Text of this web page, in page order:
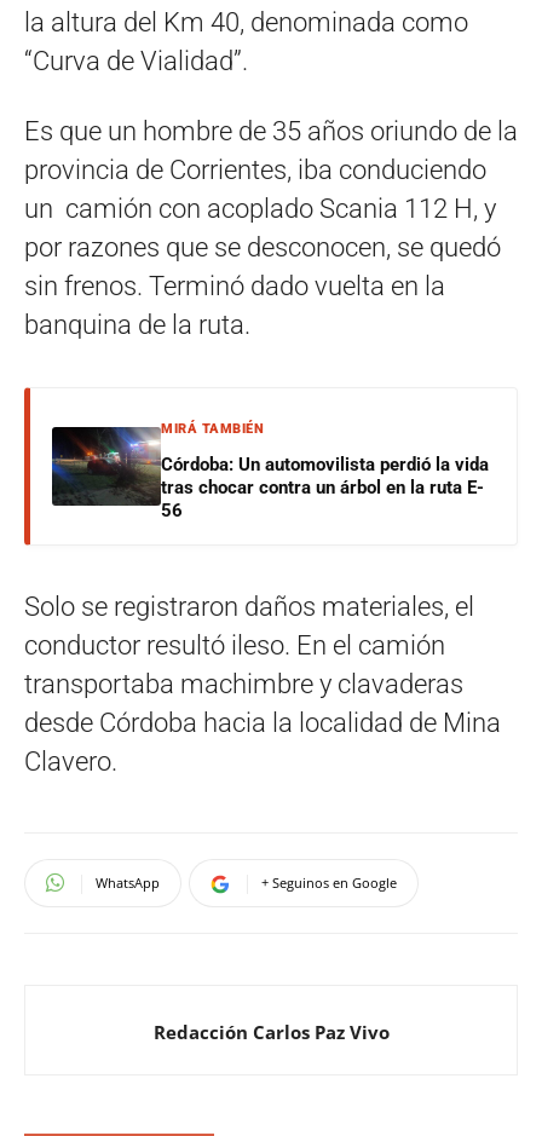
la altura del Km 40, denominada como
“Curva de Vialidad”.
Es que un hombre de 35 años oriundo de la
provincia de Corrientes, iba conduciendo
un camión con acoplado Scania 112 H, y
por razones que se desconocen, se quedó
sin frenos. Terminó dado vuelta en la
banquina de la ruta.
MIRÁ TAMBIÉN
Córdoba: Un automovilista perdió la vida
tras chocar contra un árbol en la ruta E-
56
Solo se registraron daños materiales, el
conductor resultó ileso. En el camión
transportaba machimbre y clavaderas
desde Córdoba hacia la localidad de Mina
Clavero.
WhatsApp + Seguinos en Google
Redacción Carlos Paz Vivo